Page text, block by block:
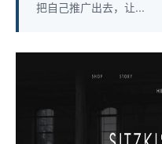
把自己推广出去，让...